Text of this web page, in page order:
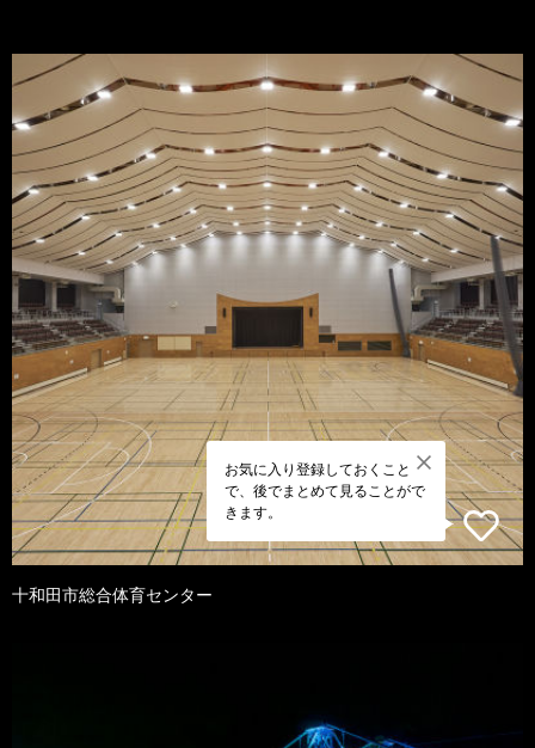
お気に入り登録しておくこと
で、後でまとめて見ることがで
きます。
十和田市総合体育センター